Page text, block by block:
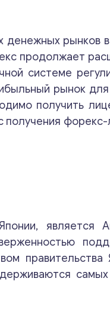
денежных рынков
продолжает
системе
рынок
получить
получения форекс-
является
правительства